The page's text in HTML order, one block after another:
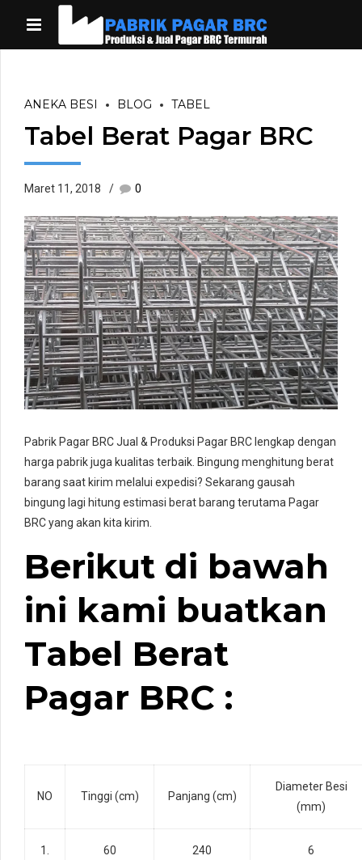
ANEKA BESI BLOG TABEL
Tabel Berat Pagar BRC
Maret 11, 2018 0
Pabrik Pagar BRC Jual & Produksi Pagar BRC lengkap dengan
harga pabrik juga kualitas terbaik. Bingung menghitung berat
barang saat kirim melalui expedisi? Sekarang gausah
bingung lagi hitung estimasi berat barang terutama Pagar
BRC yang akan kita kirim.
Berikut di bawah
ini kami buatkan
Tabel Berat
Pagar BRC :
NO Tinggi (cm) Panjang (cm)
Diameter Besi
(mm)
1. 60 240 6